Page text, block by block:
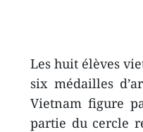
Les huit élèves
six médailles
Vietnam figure
partie du cercle